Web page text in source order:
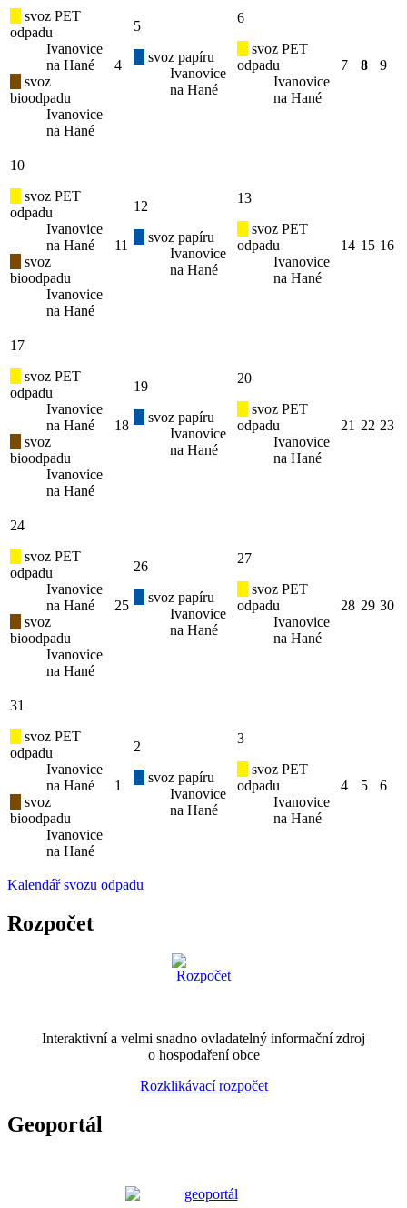
svoz PET
odpadu
Ivanovice
na Hané
svoz
bioodpadu
Ivanovice
na Hané
4
5
svoz papíru
Ivanovice
na Hané
6
svoz PET
odpadu
Ivanovice
na Hané
7 8 9
10
svoz PET
odpadu
Ivanovice
na Hané
svoz
bioodpadu
Ivanovice
na Hané
11
12
svoz papíru
Ivanovice
na Hané
13
svoz PET
odpadu
Ivanovice
na Hané
14 15 16
17
svoz PET
odpadu
Ivanovice
na Hané
svoz
bioodpadu
Ivanovice
na Hané
18
19
svoz papíru
Ivanovice
na Hané
20
svoz PET
odpadu
Ivanovice
na Hané
21 22 23
24
svoz PET
odpadu
Ivanovice
na Hané
svoz
bioodpadu
Ivanovice
na Hané
25
26
svoz papíru
Ivanovice
na Hané
27
svoz PET
odpadu
Ivanovice
na Hané
28 29 30
31
svoz PET
odpadu
Ivanovice
na Hané
svoz
bioodpadu
Ivanovice
na Hané
1
2
svoz papíru
Ivanovice
na Hané
3
svoz PET
odpadu
Ivanovice
na Hané
4 5 6
Kalendář svozu odpadu
Rozpočet
Interaktivní a velmi snadno ovladatelný informační zdroj
o hospodaření obce
Rozklikávací rozpočet
Geoportál